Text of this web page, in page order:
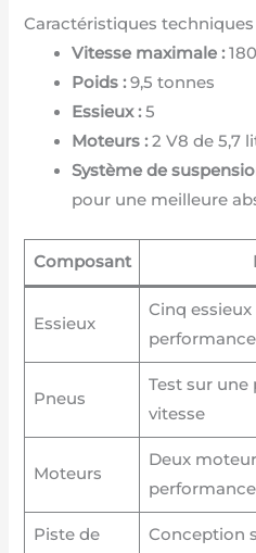
Caractéristiques
Vitesse maximale :
Poids :9,5 tonnes
Essieux :5
Moteurs :2 V8 de 5,7
Système de
pour une meilleure
Composant
Essieux
Cinq
performance
Pneus
Test sur
vitesse
Moteurs
Deux
Piste de
Conception